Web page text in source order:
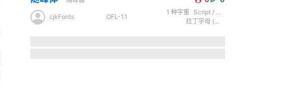
over the lazy dog.
cjkFonts OFL-1.1
1 种字重
Script / 手写
拉丁字母 (英) / 繁体中文